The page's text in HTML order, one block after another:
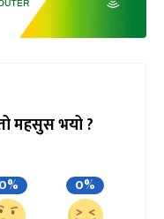
महसुस भयो ?
0% 0%